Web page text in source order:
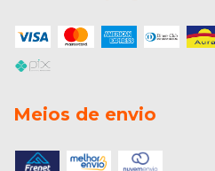
Meios de envio